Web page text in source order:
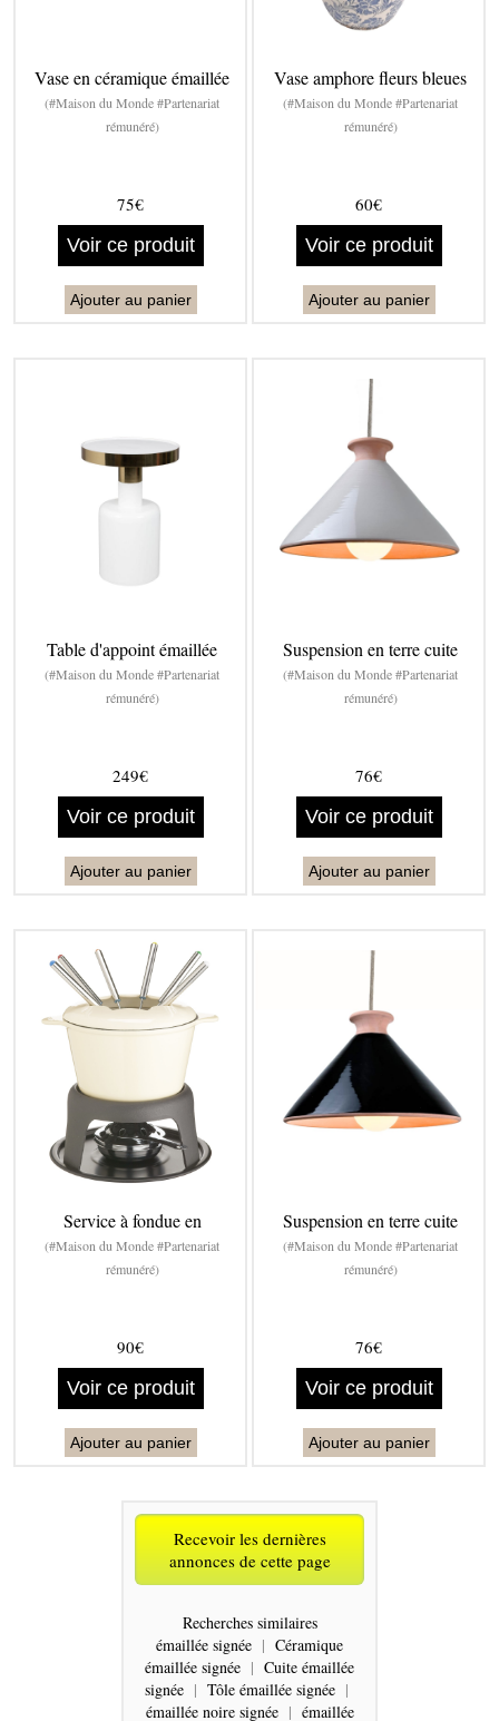
Vase en céramique émaillée
(#Maison du Monde #Partenariat
rémunéré)
75€
Voir ce produit
Ajouter au panier
Vase amphore fleurs bleues
(#Maison du Monde #Partenariat
rémunéré)
60€
Voir ce produit
Ajouter au panier
Table d'appoint émaillée
(#Maison du Monde #Partenariat
rémunéré)
249€
Voir ce produit
Ajouter au panier
Suspension en terre cuite
(#Maison du Monde #Partenariat
rémunéré)
76€
Voir ce produit
Ajouter au panier
Service à fondue en
(#Maison du Monde #Partenariat
rémunéré)
90€
Voir ce produit
Ajouter au panier
Suspension en terre cuite
(#Maison du Monde #Partenariat
rémunéré)
76€
Voir ce produit
Ajouter au panier
Recevoir les dernières
annonces de cette page
Recherches similaires
émaillée signée | Céramique
émaillée signée | Cuite émaillée
signée | Tôle émaillée signée |
émaillée noire signée | émaillée